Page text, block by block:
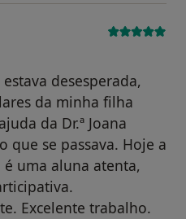
desesperada,
da minha filha
da Dr.ª Joana
que se passava. Hoje a
uma aluna atenta,
Excelente trabalho.